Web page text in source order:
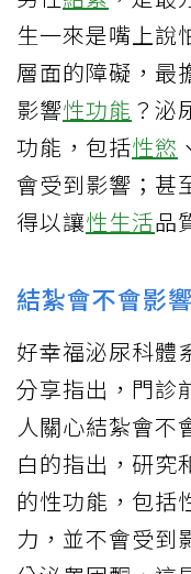
生一來是嘴上說
層面的障礙，最
影響性功能 ？泌
功能，包括性慾
會受到影響；甚
得以讓性生活品
結紮會不會影
好幸福泌尿科體
分享指出，門診
人關心結紮會不
白的指出，研究
的性功能，包括
力，並不會受到